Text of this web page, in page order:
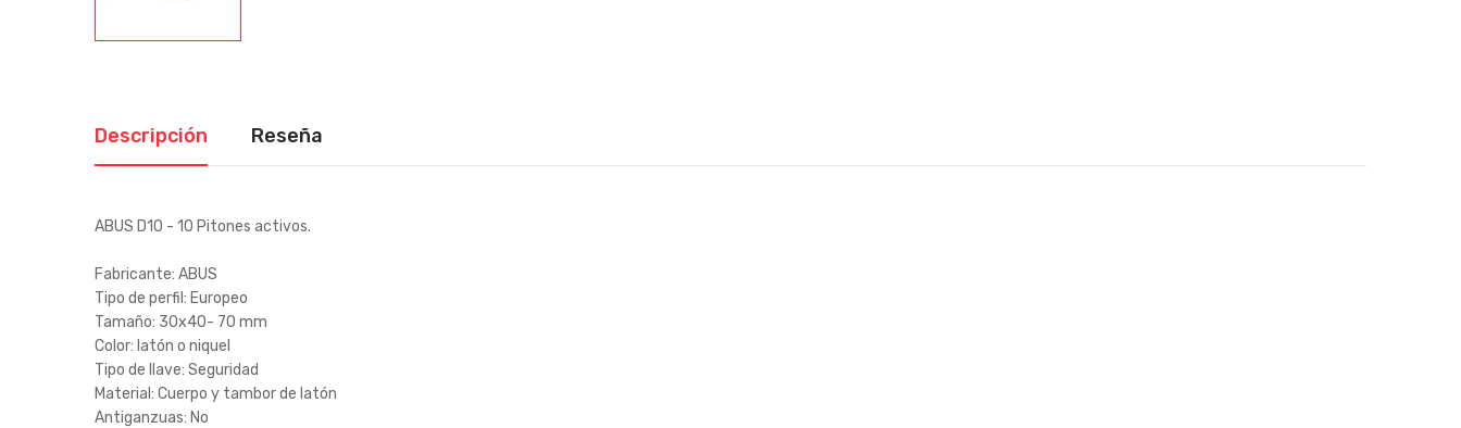
Descripción Reseña
ABUS D10 - 10 Pitones activos.
Fabricante: ABUS
Tipo de perfil: Europeo
Tamaño: 30x40- 70 mm
Color: latón o niquel
Tipo de llave: Seguridad
Material: Cuerpo y tambor de latón
Antiganzuas: No